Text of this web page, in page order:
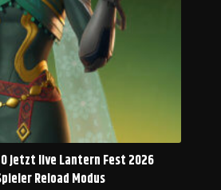
jetzt live Lantern Fest 2026
Reload Modus